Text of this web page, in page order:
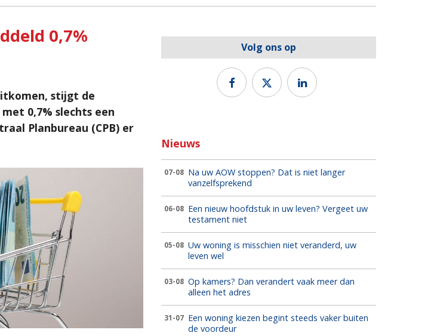
0,7%
stijgt de
0,7% slechts een
Planbureau (CPB) er
Volg ons op
Nieuws
07-08 Na uw AOW stoppen? Dat is niet langer
vanzelfsprekend
06-08 Een nieuw hoofdstuk in uw leven? Vergeet uw
testament niet
05-08 Uw woning is misschien niet veranderd, uw
leven wel
03-08 Op kamers? Dan verandert vaak meer dan
alleen het adres
31-07 Een woning kiezen begint steeds vaker buiten
de voordeur